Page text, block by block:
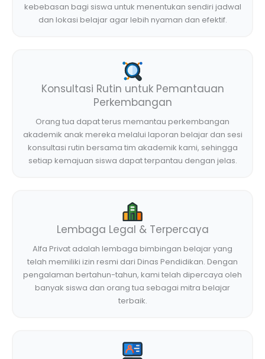
kebebasan bagi siswa untuk menentukan sendiri jadwal
dan lokasi belajar agar lebih nyaman dan efektif.
Konsultasi Rutin untuk Pemantauan
Perkembangan
Orang tua dapat terus memantau perkembangan
akademik anak mereka melalui laporan belajar dan sesi
konsultasi rutin bersama tim akademik kami, sehingga
setiap kemajuan siswa dapat terpantau dengan jelas.
Lembaga Legal & Terpercaya
Alfa Privat adalah lembaga bimbingan belajar yang
telah memiliki izin resmi dari Dinas Pendidikan. Dengan
pengalaman bertahun-tahun, kami telah dipercaya oleh
banyak siswa dan orang tua sebagai mitra belajar
terbaik.